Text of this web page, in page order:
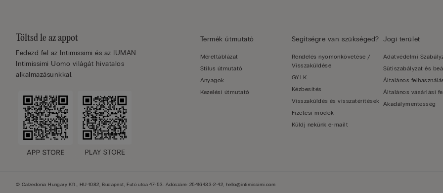
Töltsd le az appot
Fedezd fel az Intimissimi és az IUMAN
Intimissimi Uomo világát hivatalos
alkalmazásunkkal.
Termék útmutató
Mérettáblázat
Stílus útmutató
Anyagok
Kezelési útmutató
Segítségre van szükséged?
Rendelés nyomonkövetése /
Visszaküldése
GY.I.K.
Kézbesítés
Visszaküldés és visszatérítések
Fizetési módok
Küldj nekünk e-mailt
Jogi terület
Adatvédelmi
Sütiszabályzat és
Általános
Általános vásárlási
Akadálymentesség
© Calzedonia Hungary Kft., HU-1082, Budapest, Futó utca 47-53. Adószám: 25416433-2-42, hello@intimissimi.com